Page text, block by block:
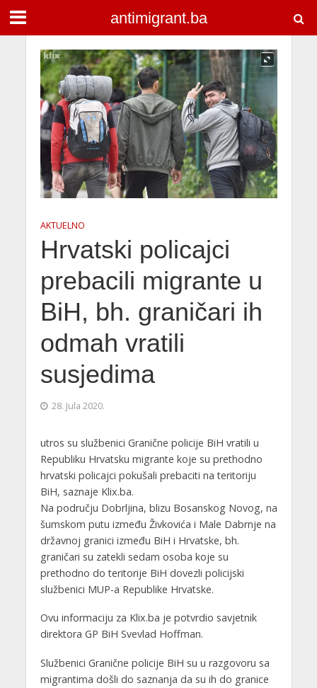
antimigrant.ba
AKTUELNO
Hrvatski policajci
prebacili migrante u
BiH, bh. graničari ih
odmah vratili
susjedima
28. Jula 2020.
utros su službenici Granične policije BiH vratili u
Republiku Hrvatsku migrante koje su prethodno
hrvatski policajci pokušali prebaciti na teritoriju
BiH, saznaje Klix.ba.
Na području Dobrljina, blizu Bosanskog Novog, na
šumskom putu između Živkovića i Male Dabrnje na
državnoj granici između BiH i Hrvatske, bh.
graničari su zatekli sedam osoba koje su
prethodno do teritorije BiH dovezli policijski
službenici MUP-a Republike Hrvatske.
Ovu informaciju za Klix.ba je potvrdio savjetnik
direktora GP BiH Svevlad Hoffman.
Službenici Granične policije BiH su u razgovoru sa
migrantima došli do saznanja da su ih do granice